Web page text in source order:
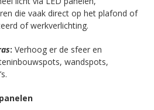
die vaak direct op het plafond of
of werkverlichting.
: Verhoog er de sfeer en
wandspots,